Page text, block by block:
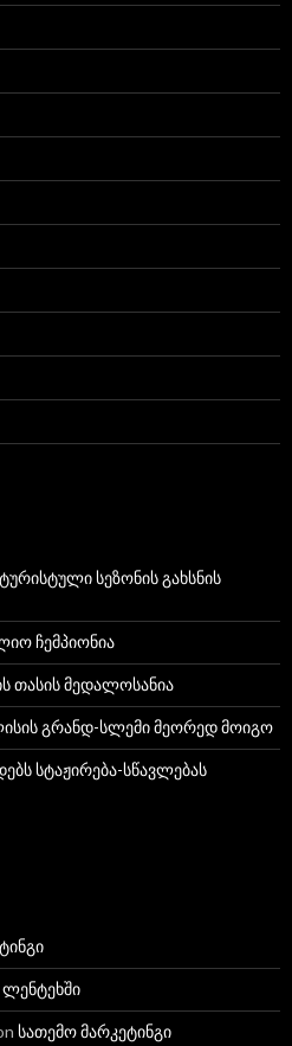
სეზონის გახსნის
ჩემპიონია
თასის მედალოსანია
გრანდ-სლემი მეორედ მოიგო
სტაჟირება-სწავლებას
ლენტეხში
სათემო მარკეტინგი